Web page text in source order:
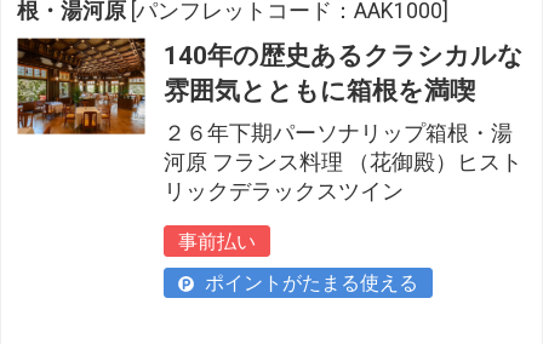
根・湯河原 [パンフレットコード：AAK1000]
140年の歴史あるクラシカルな
雰囲気とともに箱根を満喫
２６年下期パーソナリップ箱根・湯
河原 フランス料理 （花御殿）ヒスト
リックデラックスツイン
事前払い
ポイントがたまる使える